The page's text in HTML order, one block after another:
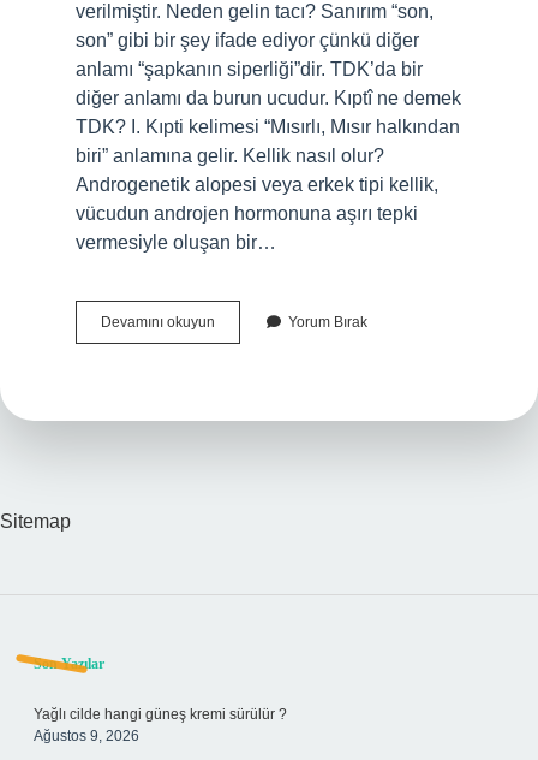
verilmiştir. Neden gelin tacı? Sanırım “son,
son” gibi bir şey ifade ediyor çünkü diğer
anlamı “şapkanın siperliği”dir. TDK’da bir
diğer anlamı da burun ucudur. Kıptî ne demek
TDK? I. Kıpti kelimesi “Mısırlı, Mısır halkından
biri” anlamına gelir. Kellik nasıl olur?
Androgenetik alopesi veya erkek tipi kellik,
vücudun androjen hormonuna aşırı tepki
vermesiyle oluşan bir…
Devamını okuyun
Ne
Yorum Bırak
Sitemap
Sidebar
Son Yazılar
Yağlı cilde hangi güneş kremi sürülür ?
Ağustos 9, 2026